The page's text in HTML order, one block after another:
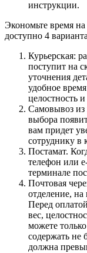
инструкции.
Экономьте время
доступно 4
Курьерская:
поступит на
уточнения
удобное
целостность
Самовывоз из
выбора
вам придет
сотруднику в
Постамат.
телефон или
терминале
Почтовая
отделение,
Перед
вес,
можете
содержать не
должна